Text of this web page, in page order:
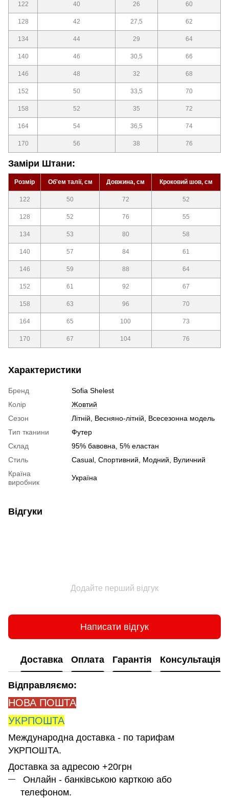
122 40 26 60
128 42 27,5 62
134 44 29 64
140 46 30,5 66
146 48 32 68
152 50 33,5 70
158 52 35 72
164 54 36,5 74
170 56 38 76
Заміри Штани:
Розмір Об'ем талії, см Довжина, см Кроковий шов, см
122 50 72 52
128 52 76 55
134 53 80 58
140 57 84 61
146 59 88 64
152 61 92 67
158 63 96 70
164 65 100 73
170 67 104 76
Характеристики
Бренд
Sofia Shelest
Колір
Жовтий
Сезон
Літній, Весняно-літній, Всесезонна модель
Тип тканини
Футер
Склад
95% бавовна, 5% еластан
Стиль
Сasual, Спортивний, Модний, Вуличний
Країна
виробник
Україна
Відгуки
Додайте перший відгук
Написати відгук
Доставка Оплата Гарантія Консультація
Відправляємо:
НОВА ПОШТА
УКРПОШТА
Международна доставка - по тарифам
УКРПОШТА.
Доставка за адресою +20грн
Онлайн - банківською карткою або
телефоном.